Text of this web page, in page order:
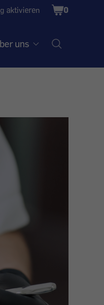
aktivieren
Shopping
Cart
0
uns